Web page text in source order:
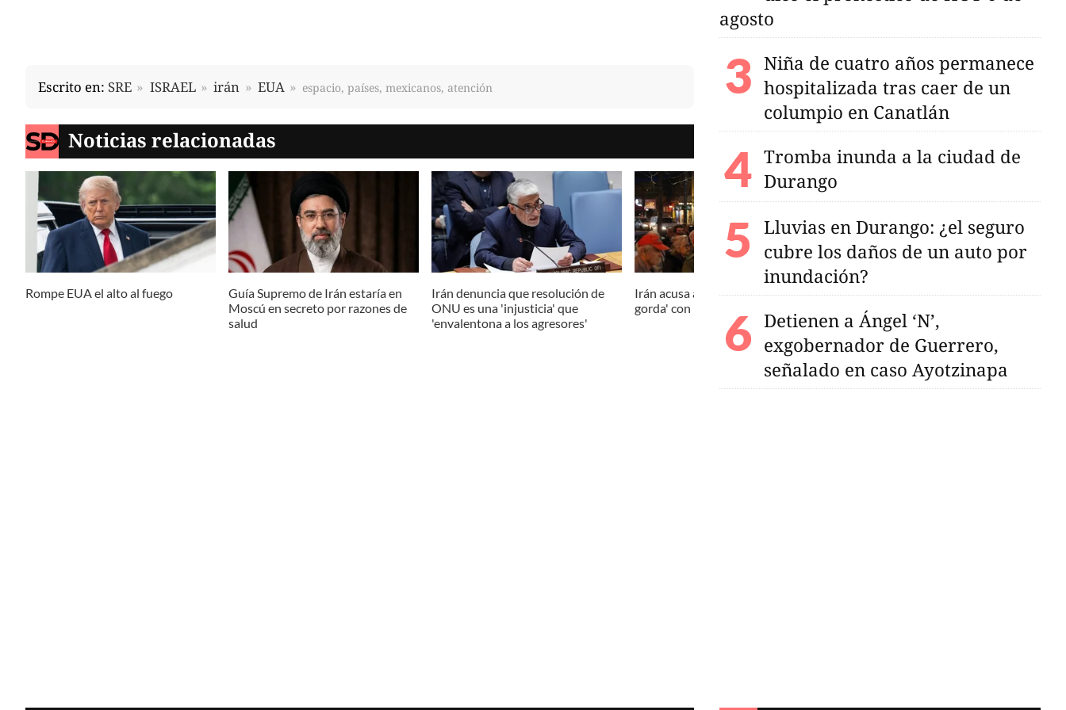
Escrito en: SRE ISRAEL irán EUA espacio, países, mexicanos, atención
Noticias relacionadas
Rompe EUA el alto al fuego
Guía Supremo de Irán estaría en
Moscú en secreto por razones de
salud
Irán denuncia que resolución de
ONU es una 'injusticia' que
'envalentona a los agresores'
Irán acusa a ONU de hacer 'la vista
gorda' con la guerra
agosto
Niña de cuatro años permanece
hospitalizada tras caer de un
columpio en Canatlán
Tromba inunda a la ciudad de
Durango
Lluvias en Durango: ¿el seguro
cubre los daños de un auto por
inundación?
Detienen a Ángel ‘N’,
exgobernador de Guerrero,
señalado en caso Ayotzinapa